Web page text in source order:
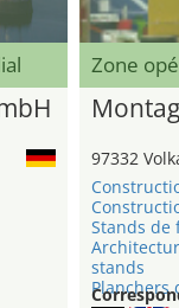
Zone
97332
Stands de
stands
Planchers